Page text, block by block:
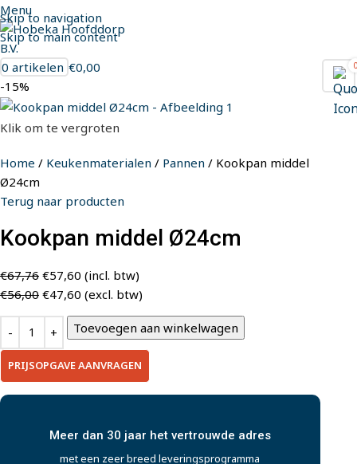
Skip to navigation
Skip to main content
Menu
0
0 artikelen €0,00
-15%
Klik om te vergroten
Home Keukenmaterialen Pannen
Kookpan middel
Ø24cm
Terug naar producten
Kookpan middel Ø24cm
€67,76 €57,60 (incl. btw)
€56,00 €47,60 (excl. btw)
Toevoegen aan winkelwagen
PRIJSOPGAVE AANVRAGEN
Meer dan 30 jaar het vertrouwde adres
met een zeer breed leveringsprogramma